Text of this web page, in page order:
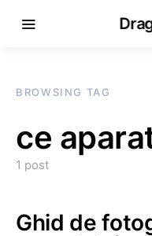
BROWSING TAG
ce
1 post
Ghid de